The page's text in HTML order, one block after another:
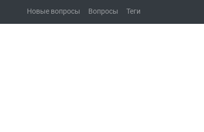
Новые вопросы Вопросы Теги